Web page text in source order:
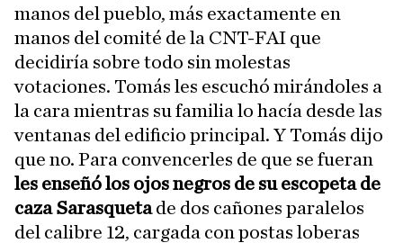
manos del pueblo, más exactamente en
manos del comité de la CNT-FAI que
decidiría sobre todo sin molestas
votaciones. Tomás les escuchó mirándoles a
la cara mientras su familia lo hacía desde las
ventanas del edificio principal. Y Tomás dijo
que no. Para convencerles de que se fueran
les enseñó los ojos negros de su escopeta de
caza Sarasquetade dos cañones paralelos
del calibre 12, cargada con postas loberas